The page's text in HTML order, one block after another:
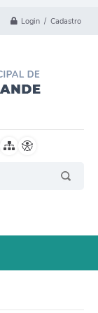
Login / Cadastro